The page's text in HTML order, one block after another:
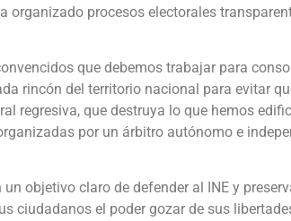
organizado procesos electorales
que debemos trabajar para
rincón del territorio nacional para evitar
regresiva, que destruya lo que hemos
por un árbitro autónomo e
objetivo claro de defender al INE y
ciudadanos el poder gozar de sus